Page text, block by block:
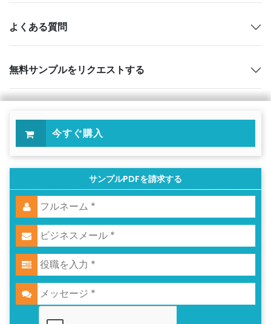
よくある質問
無料サンプルをリクエストする
今すぐ購入
サンプルPDFを請求する